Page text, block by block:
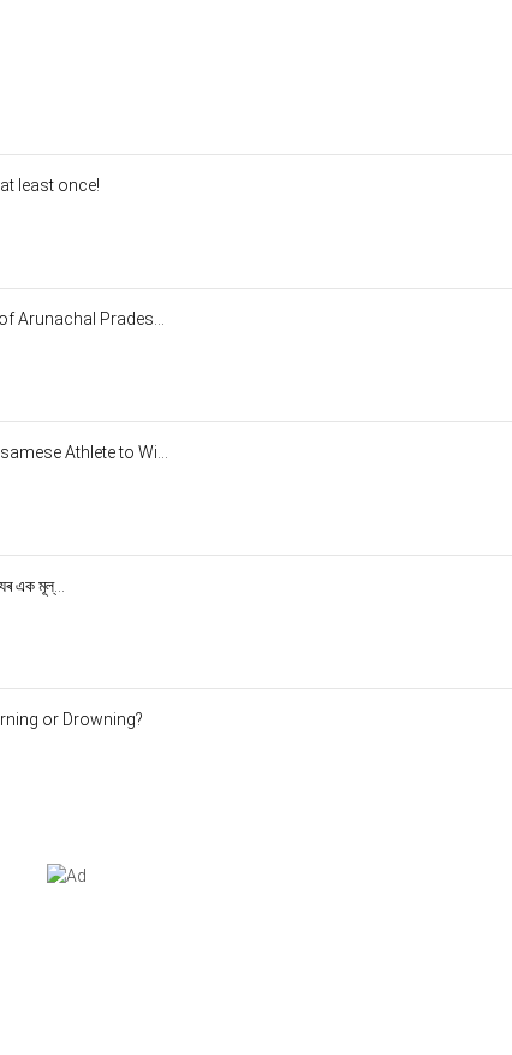
least once!
Arunachal Prades...
Athlete to Wi...
এক মূল্...
or Drowning?